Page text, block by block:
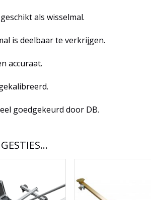
als wisselmal.
is deelbaar te verkrijgen.
accuraat.
goedgekeurd door DB.